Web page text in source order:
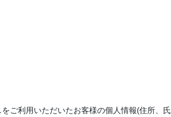
ご利用いただいたお客様の個人情報(住所、